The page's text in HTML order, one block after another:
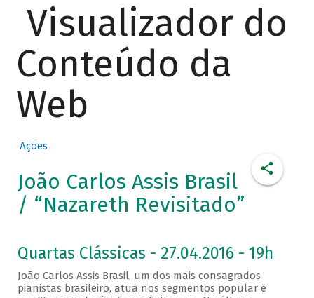
Visualizador do
Conteúdo da
Web
Ações
João Carlos Assis Brasil
/ “Nazareth Revisitado”
Quartas Clássicas - 27.04.2016 - 19h
João Carlos Assis Brasil, um dos mais consagrados
pianistas brasileiro, atua nos segmentos popular e